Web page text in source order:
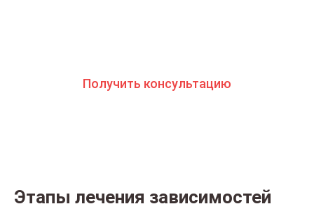
Получить консультацию
Этапы лечения зависимостей